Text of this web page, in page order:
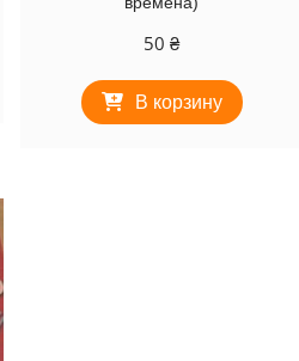
50 ₴
В корзину